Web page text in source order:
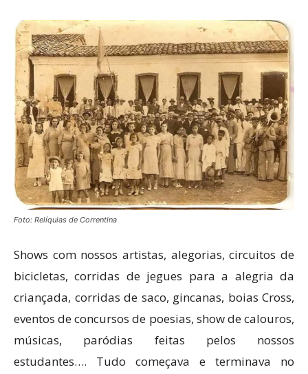
Foto: Relíquias de Correntina
Shows com nossos artistas, alegorias, circuitos de
bicicletas, corridas de jegues para a alegria da
criançada, corridas de saco, gincanas, boias Cross,
eventos de concursos de poesias, show de calouros,
músicas, paródias feitas pelos nossos
estudantes…. Tudo começava e terminava no